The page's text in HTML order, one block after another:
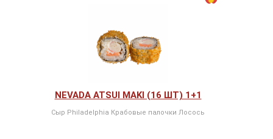
NEVADA ATSUI MAKI (16 ШТ) 1+1
Сыр Philadelphia Крабовые палочки Лосось